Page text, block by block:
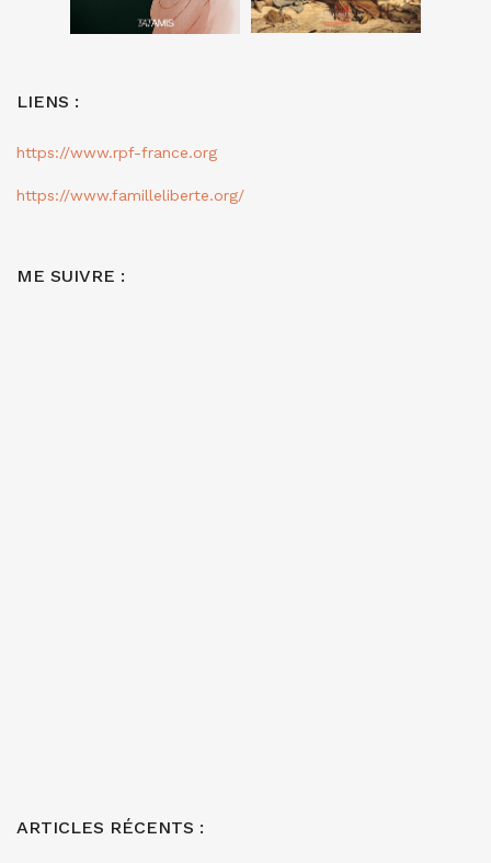
LIENS :
https://www.rpf-france.org
https://www.familleliberte.org/
ME SUIVRE :
ARTICLES RÉCENTS :